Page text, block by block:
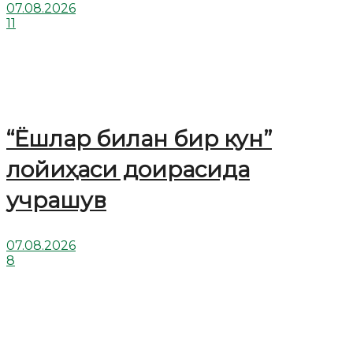
07.08.2026
11
“Ёшлар билан бир кун”
лойиҳаси доирасида
учрашув
07.08.2026
8